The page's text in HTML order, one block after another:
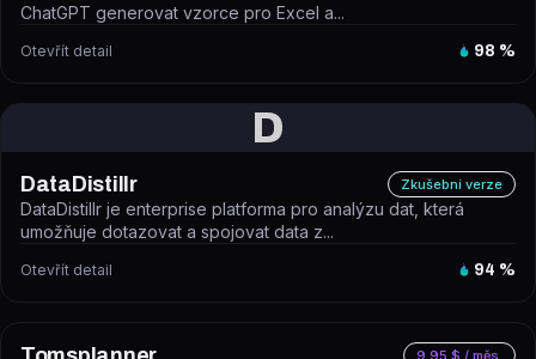
ChatGPT generovat vzorce pro Excel a...
Otevřít detail 98 %
D
DataDistillr Zkušební verze
DataDistillr je enterprise platforma pro analýzu dat, která
umožňuje dotazovat a spojovat data z...
Otevřít detail 94 %
9.95 $ / měs.